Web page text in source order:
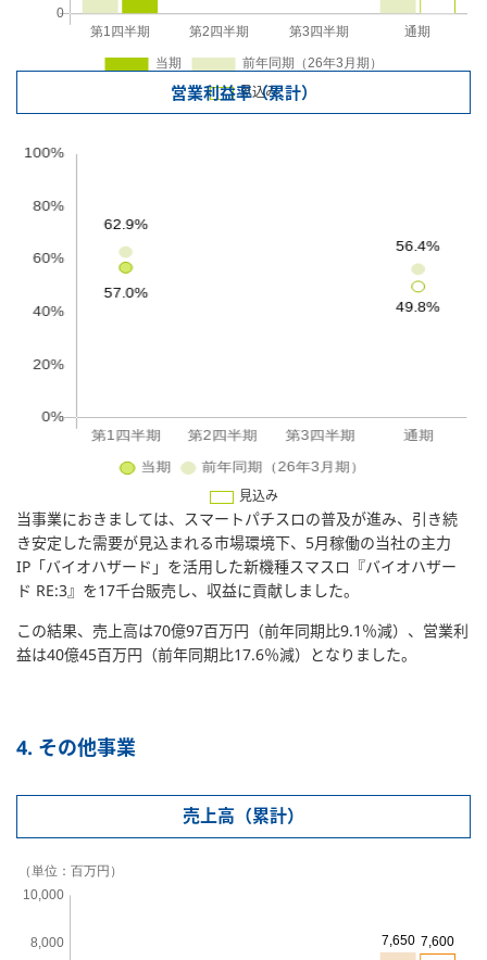
見込み
営業利益率（累計）
見込み
当事業におきましては、スマートパチスロの普及が進み、引き続
き安定した需要が見込まれる市場環境下、5月稼働の当社の主力
IP「バイオハザード」を活用した新機種スマスロ『バイオハザー
ド RE:3』を17千台販売し、収益に貢献しました。
この結果、売上高は70億97百万円（前年同期比9.1％減）、営業利
益は40億45百万円（前年同期比17.6％減）となりました。
4. その他事業
売上高（累計）